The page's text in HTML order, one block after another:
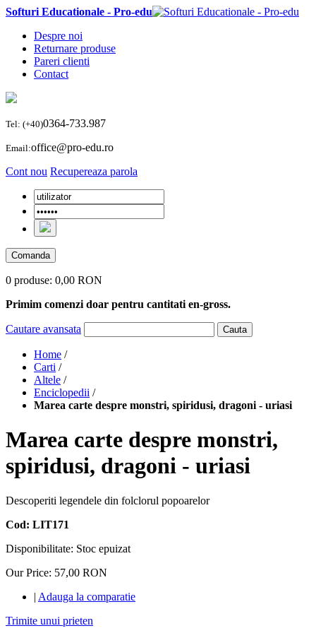
Softuri Educationale - Pro-edu
Despre noi
Returnare produse
Pareri clienti
Contact
Tel: (+40)0364-733.987
Email:office@pro-edu.ro
Cont nou Recupereaza parola
Comanda
0 produse: 0,00 RON
Primim comenzi doar pentru cantitati en-gross.
Cautare avansata Cauta
Home /
Carti /
Altele /
Enciclopedii /
Marea carte despre monstri, spiridusi, dragoni - uriasi
Marea carte despre monstri,
spiridusi, dragoni - uriasi
Descoperiti legendele din folclorul popoarelor
Cod: LIT171
Disponibilitate: Stoc epuizat
Our Price: 57,00 RON
| Adauga la comparatie
Trimite unui prieten